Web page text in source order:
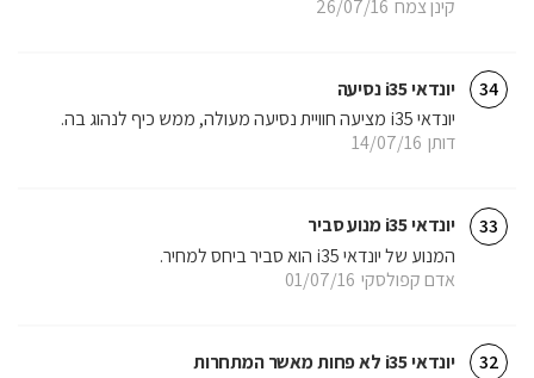
קינן צמח 26/07/16
34 יונדאי i35 נסיעה
דותן 14/07/16
יונדאי i35 מציעה חוויית נסיעה מעולה, ממש כיף לנהוג בה.
33 יונדאי i35 מנוע סביר
אדם קפולסקי 01/07/16
המנוע של יונדאי i35 הוא סביר ביחס למחיר.
32 יונדאי i35 לא פחות מאשר המתחרות